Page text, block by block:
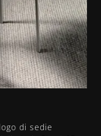
di sedie